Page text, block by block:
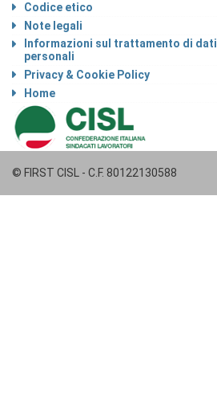
Codice etico
Note legali
Informazioni sul trattamento di dati
personali
Privacy & Cookie Policy
Home
© FIRST CISL - C.F. 80122130588